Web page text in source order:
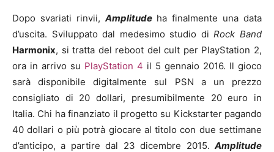
Dopo svariati rinvii, Amplitudeha finalmente una data
d’uscita. Sviluppato dal medesimo studio diRock Band
Harmonix, si tratta del reboot del cult per PlayStation 2,
ora in arrivo su PlayStation 4 il 5 gennaio 2016. Il gioco
sarà disponibile digitalmente sul PSN a un prezzo
consigliato di 20 dollari, presumibilmente 20 euro in
Italia. Chi ha finanziato il progetto su Kickstarter pagando
40 dollari o più potrà giocare al titolo con due settimane
d’anticipo, a partire dal 23 dicembre 2015. Amplitude